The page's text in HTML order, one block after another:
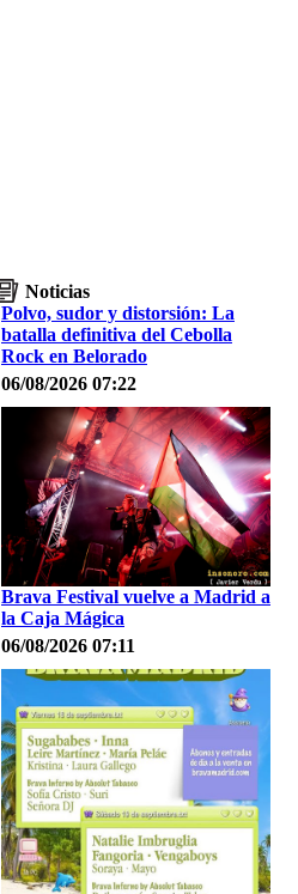
Noticias
Polvo, sudor y distorsión: La
batalla definitiva del Cebolla
Rock en Belorado
06/08/2026 07:22
Brava Festival vuelve a Madrid a
la Caja Mágica
06/08/2026 07:11